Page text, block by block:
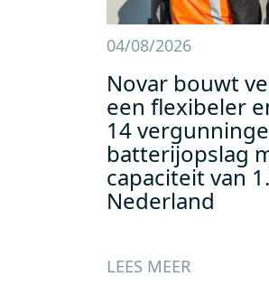
04/08/2026
Novar bouwt
een flexibeler
14
batterijopslag
capaciteit van
Nederland
LEES MEER